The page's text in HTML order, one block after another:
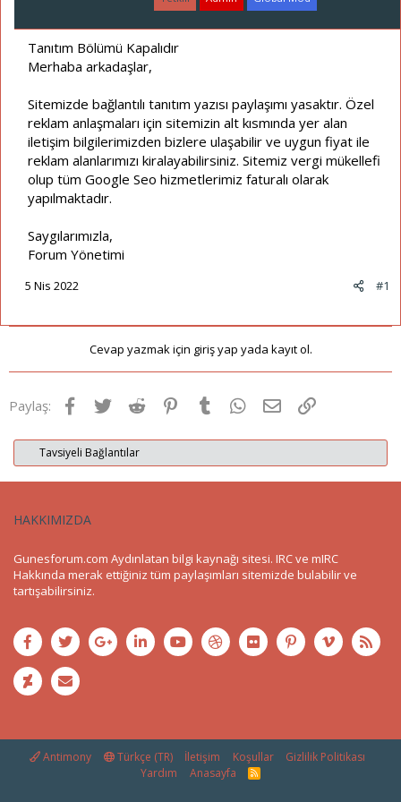
t
r
i
h
Tanıtım Bölümü Kapalıdır
Merhaba arkadaşlar,
Sitemizde bağlantılı tanıtım yazısı paylaşımı yasaktır. Özel
reklam anlaşmaları için sitemizin alt kısmında yer alan
iletişim bilgilerimizden bizlere ulaşabilir ve uygun fiyat ile
reklam alanlarımızı kiralayabilirsiniz. Sitemiz vergi mükellefi
olup tüm Google Seo hizmetlerimiz faturalı olarak
yapılmaktadır.
Saygılarımızla,
Forum Yönetimi
#1
5 Nis 2022
Cevap yazmak için giriş yap yada kayıt ol.
Paylaş: Facebook
TwitterReddit Pinterest
Tumblr WhatsApp
E-postaLink
Tavsiyeli Bağlantılar
HAKKIMIZDA
Gunesforum.com Aydınlatan bilgi kaynağı sitesi. IRC ve mIRC
Hakkında merak ettiğiniz tüm paylaşımları sitemizde bulabilir ve
tartışabilirsiniz.
Antimony Türkçe (TR) İletişim Koşullar
Gizlilik Politikası
Yardım
Anasayfa
R
S